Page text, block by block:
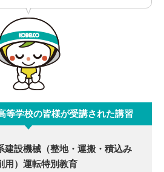
等学校の皆様が受講された講習
建設機械（整地・運搬・積込み
用）運転特別教育